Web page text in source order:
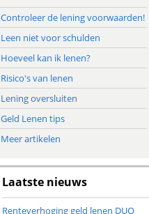
Controleer de lening voorwaarden!
Leen niet voor schulden
Hoeveel kan ik lenen?
Risico's van lenen
Lening oversluiten
Geld Lenen tips
Meer artikelen
Laatste nieuws
Renteverhoging geld lenen DUO